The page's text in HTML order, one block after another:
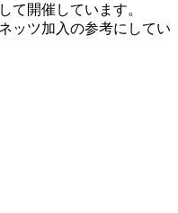
て開催しています。
ッツ加入の参考にしてい